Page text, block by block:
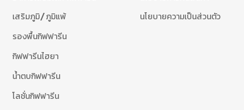
เสริมภูมิ/ภูมิแพ้
รองพื้นกิฟฟารีน
กิฟฟารีนไฮยา
น้ำตบกิฟฟารีน
โลชั่นกิฟฟารีน
นโยบายความเป็นส่วนตัว